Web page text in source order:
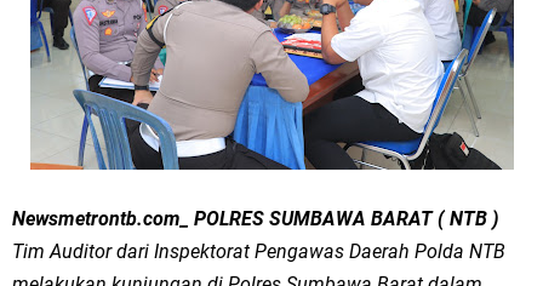
Newsmetrontb.com_ POLRES SUMBAWA BARAT ( NTB )
Tim Auditor dari Inspektorat Pengawas Daerah Polda NTB